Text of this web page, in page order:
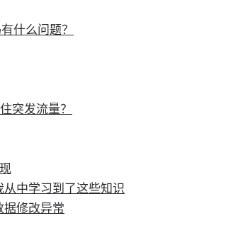
什么问题？
突发流量？
中学习到了这些知识
修改异常